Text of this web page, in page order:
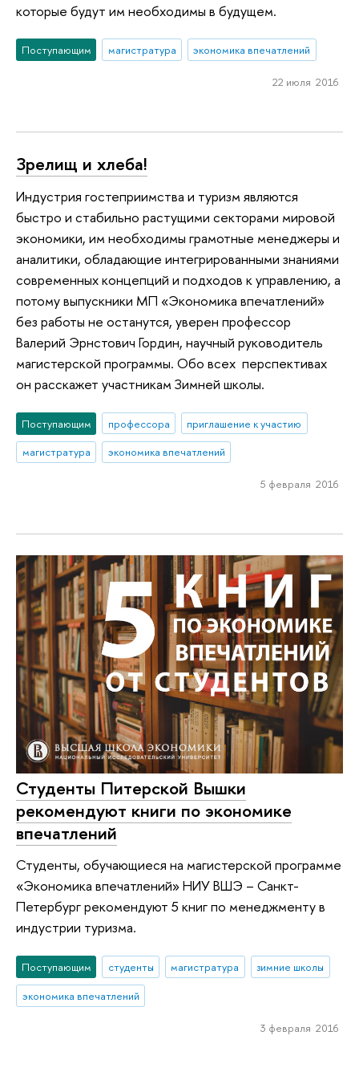
которые будут им необходимы в будущем.
Поступающим магистратура экономика впечатлений
22 июля 2016
Зрелищ и хлеба!
Индустрия гостеприимства и туризм являются
быстро и стабильно растущими секторами мировой
экономики, им необходимы грамотные менеджеры и
аналитики, обладающие интегрированными знаниями
современных концепций и подходов к управлению, а
потому выпускники МП «Экономика впечатлений»
без работы не останутся, уверен профессор
Валерий Эрнстович Гордин, научный руководитель
магистерской программы. Обо всех перспективах
он расскажет участникам Зимней школы.
Поступающим профессора
приглашение к участию
магистратура
экономика впечатлений
5 февраля 2016
Студенты Питерской Вышки
рекомендуют книги по экономике
впечатлений
Студенты, обучающиеся на магистерской программе
«Экономика впечатлений» НИУ ВШЭ – Санкт-
Петербург рекомендуют 5 книг по менеджменту в
индустрии туризма.
Поступающим студенты магистратура
зимние школы
экономика впечатлений
3 февраля 2016